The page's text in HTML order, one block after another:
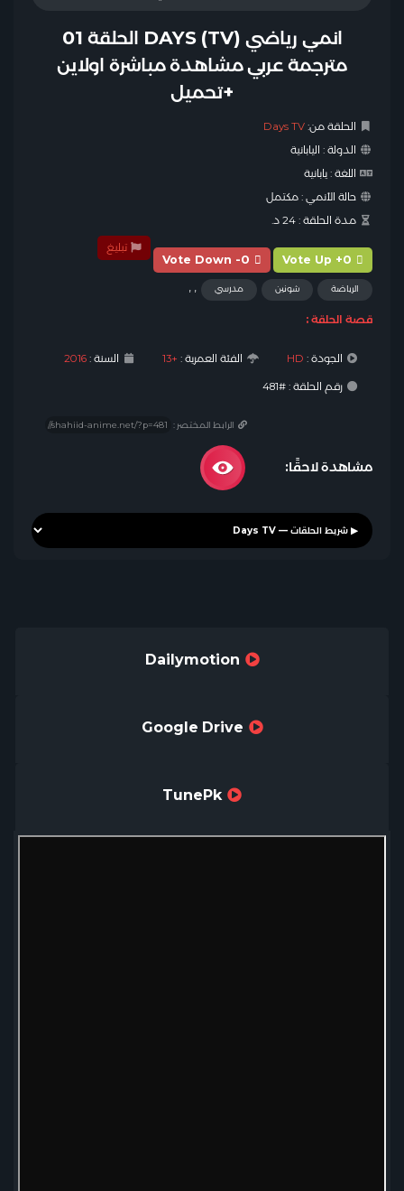
انمي رياضي DAYS (TV) الحلقة 01
مترجمة عربي مشاهدة مباشرة اولاين
+تحميل
الحلقة من:Days TV
الدولة : اليابانية
اللغة :يابانية
حالة الأنمي :مكتمل
مدة الحلقة :24 د.
Vote Up +0
Vote Down -0
تبليغ
الرياضة شونين مدرسي
قصة الحلقة :
الجودة : HD الفئة العمرية : +13 السنة :2016
رقم الحلقة : #481
الرابط المختصر :
مشاهدة لاحقًا:
TunePk